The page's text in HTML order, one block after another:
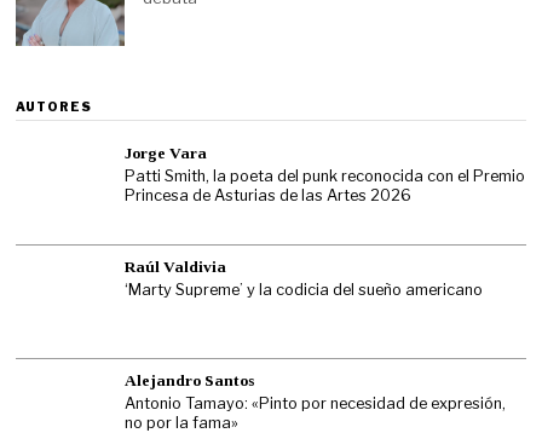
AUTORES
Jorge Vara
Patti Smith, la poeta del punk reconocida con el Premio
Princesa de Asturias de las Artes 2026
Raúl Valdivia
‘Marty Supreme’ y la codicia del sueño americano
Alejandro Santos
Antonio Tamayo: «Pinto por necesidad de expresión,
no por la fama»